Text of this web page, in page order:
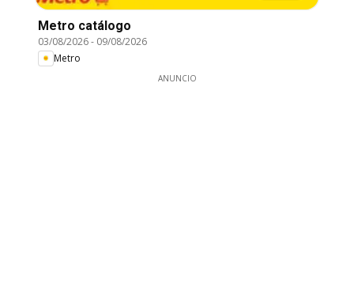
Metro catálogo
03/08/2026- 09/08/2026
Metro
ANUNCIO